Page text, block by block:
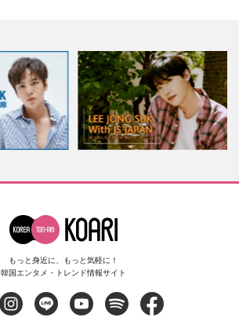
もっと身近に、もっと気軽に！
韓国エンタメ・トレンド情報サイト